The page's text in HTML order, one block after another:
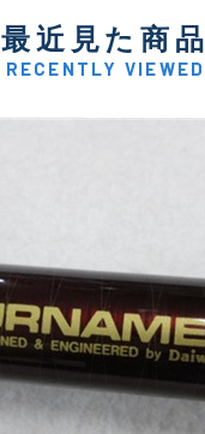
最近見た商品
RECENTLY VIEWED